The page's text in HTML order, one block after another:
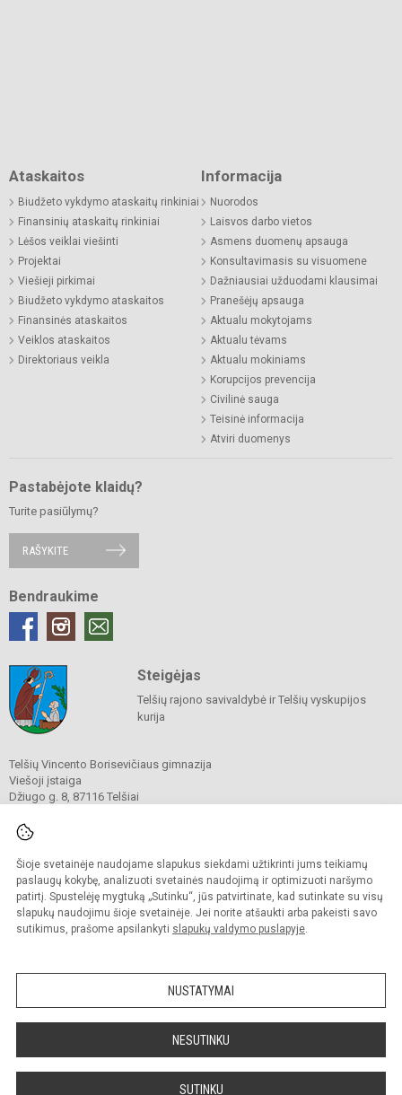
Šioje svetainėje naudojame slapukus siekdami užtikrinti jums teikiamų
paslaugų kokybę, analizuoti svetainės naudojimą ir optimizuoti naršymo
patirtį. Spustelėję mygtuką „Sutinku“, jūs patvirtinate, kad sutinkate su visų
slapukų naudojimu šioje svetainėje. Jei norite atšaukti arba pakeisti savo
sutikimus, prašome apsilankyti slapukų valdymo puslapyje.
NUSTATYMAI
NESUTINKU
SUTINKU
Ataskaitos
Biudžeto vykdymo ataskaitų rinkiniai
Finansinių ataskaitų rinkiniai
Lėšos veiklai viešinti
Projektai
Viešieji pirkimai
Biudžeto vykdymo ataskaitos
Finansinės ataskaitos
Veiklos ataskaitos
Direktoriaus veikla
Informacija
Nuorodos
Laisvos darbo vietos
Asmens duomenų apsauga
Konsultavimasis su visuomene
Dažniausiai užduodami klausimai
Pranešėjų apsauga
Aktualu mokytojams
Aktualu tėvams
Aktualu mokiniams
Korupcijos prevencija
Civilinė sauga
Teisinė informacija
Atviri duomenys
Pastabėjote klaidų?
Turite pasiūlymų?
RAŠYKITE
Bendraukime
Steigėjas
Telšių rajono savivaldybė ir Telšių vyskupijos
kurija
Telšių Vincento Borisevičiaus gimnazija
Viešoji įstaiga
Džiugo g. 8, 87116 Telšiai
El. p.
Duomenys kaupiami ir saugomi
Juridinių asmenų registre
Įmonės kodas 190556414
Kopijuoti turinį be raštiško gimnazijos sutikimo griežtai draudžiama.
Prieinamumo paraiška Slapukų politika
Sumanus būdas atnaujinti
svetainę